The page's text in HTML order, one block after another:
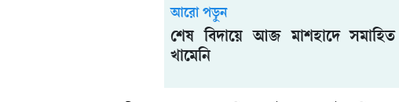
আরো পড়ুন
শেষ বিদায়ে আজ মাশহাদে সমাহিত
খামেনি